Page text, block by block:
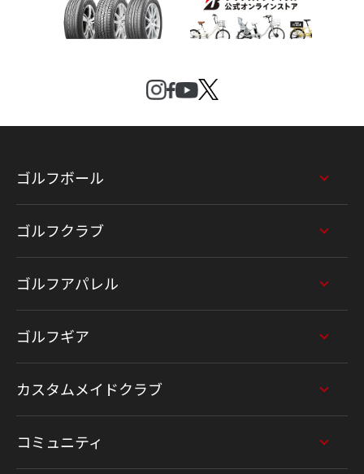
ゴルフボール
ゴルフクラブ
ゴルフアパレル
ゴルフギア
カスタムメイドクラブ
コミュニティ